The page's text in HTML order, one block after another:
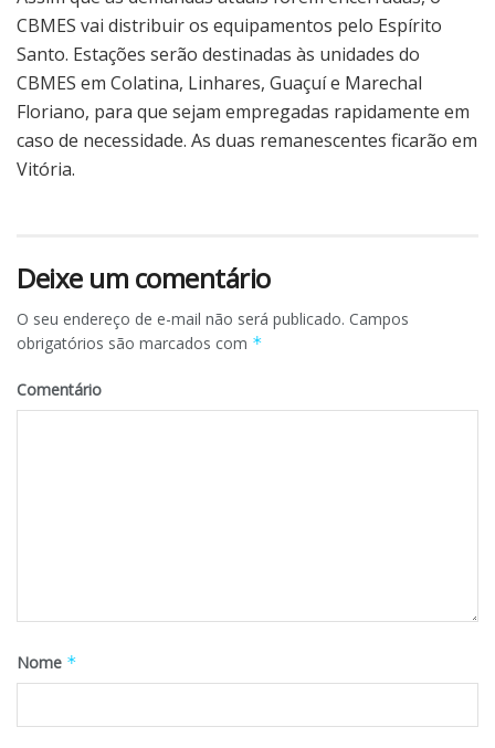
CBMES vai distribuir os equipamentos pelo Espírito
Santo. Estações serão destinadas às unidades do
CBMES em Colatina, Linhares, Guaçuí e Marechal
Floriano, para que sejam empregadas rapidamente em
caso de necessidade. As duas remanescentes ficarão em
Vitória.
Deixe um comentário
O seu endereço de e-mail não será publicado. Campos
obrigatórios são marcados com *
Comentário
Nome *